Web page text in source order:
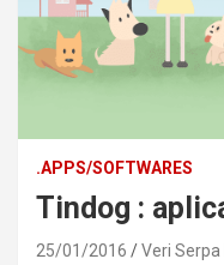
.APPS/SOFTWARES
Tindog :
25/01/2016 Veri Serpa